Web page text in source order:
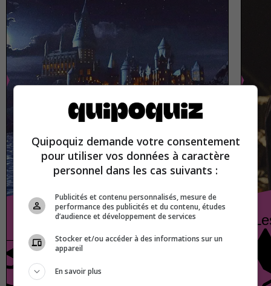
Les maisons de Poudlard
Pop culture
Quipoquiz demande votre consentement
pour utiliser vos données à caractère
personnel dans les cas suivants :
Publicités et contenu personnalisés, mesure de
performance des publicités et du contenu, études
d’audience et développement de services
Stocker et/ou accéder à des informations sur un
appareil
En savoir plus